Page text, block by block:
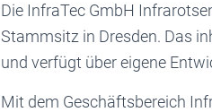
Die InfraTec GmbH
Stammsitz in Dresden. Das
und verfügt über eigene
Mit dem Geschäftsbereich